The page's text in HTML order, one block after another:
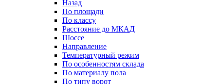
Назад
По площади
По классу
Расстояние до МКАД
Шоссе
Направление
Температурный режим
По особенностям склада
По материалу пола
По типу ворот